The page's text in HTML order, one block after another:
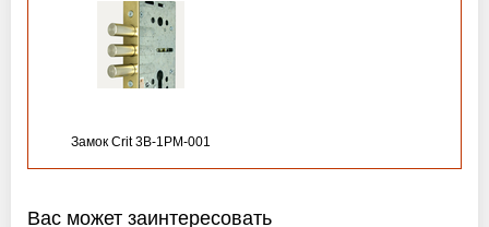
Замок Crit 3B-1PM-001
Вас может заинтересовать